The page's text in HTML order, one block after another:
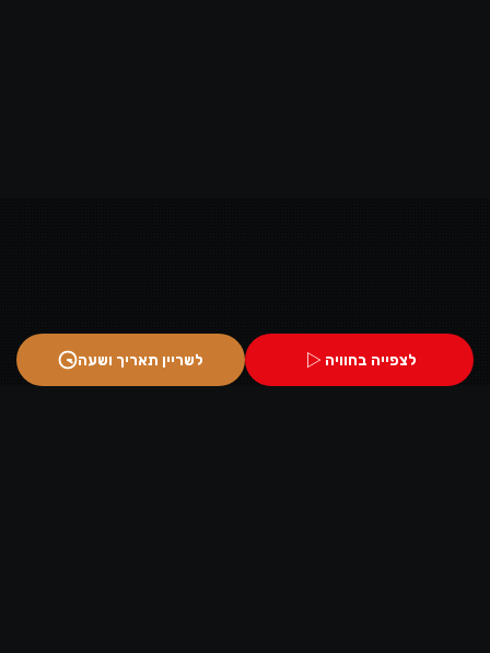
לצפייה בחוויה לשריין תאריך ושעה